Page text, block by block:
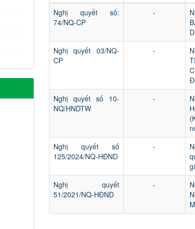
Nghị quyết số:
74/NQ-CP
-
Nghị quyết 03/NQ-
CP
-
Nghị quyết số 10-
NQ/HNDTW
-
Nghị quyết số
125/2024/NQ-HĐND
-
Nghị quyết
51/2021/NQ-HĐND
-